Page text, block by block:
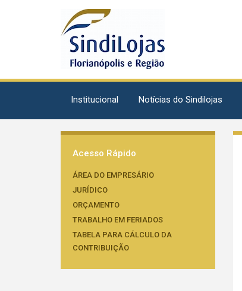
Institucional Notícias do Sindilojas
Acesso Rápido
ÁREA DO EMPRESÁRIO
JURÍDICO
ORÇAMENTO
TRABALHO EM FERIADOS
TABELA PARA CÁLCULO DA
CONTRIBUIÇÃO